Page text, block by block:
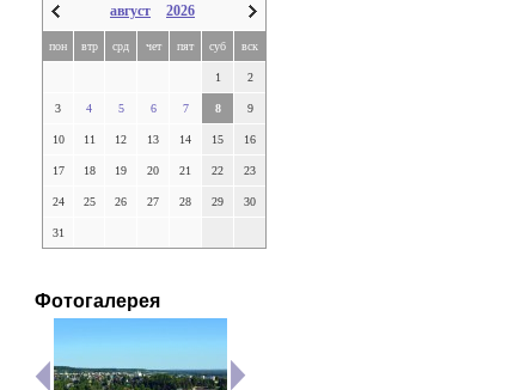
август 2026
пон втр срд чет пят суб вск
1 2
3 4 5 6 7 8 9
10 11 12 13 14 15 16
17 18 19 20 21 22 23
24 25 26 27 28 29 30
31
Фотогалерея